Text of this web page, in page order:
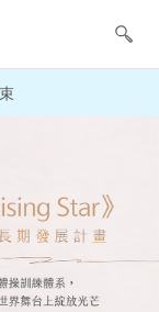
最值得信賴的群眾